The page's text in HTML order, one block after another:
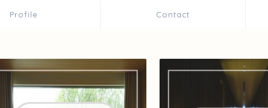
Profile Contact